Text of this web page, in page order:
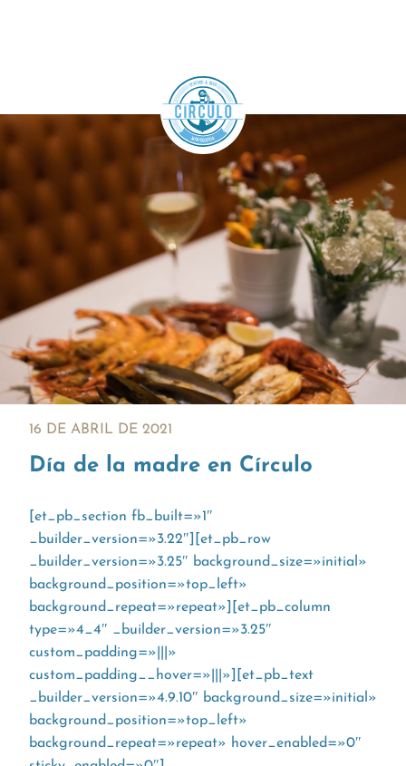
16 DE ABRIL DE 2021
Día de la madre en Círculo
[et_pb_section fb_built=»1″
_builder_version=»3.22″][et_pb_row
_builder_version=»3.25″ background_size=»initial»
background_position=»top_left»
background_repeat=»repeat»][et_pb_column
type=»4_4″ _builder_version=»3.25″
custom_padding=»|||»
custom_padding__hover=»|||»][et_pb_text
_builder_version=»4.9.10″ background_size=»initial»
background_position=»top_left»
background_repeat=»repeat» hover_enabled=»0″